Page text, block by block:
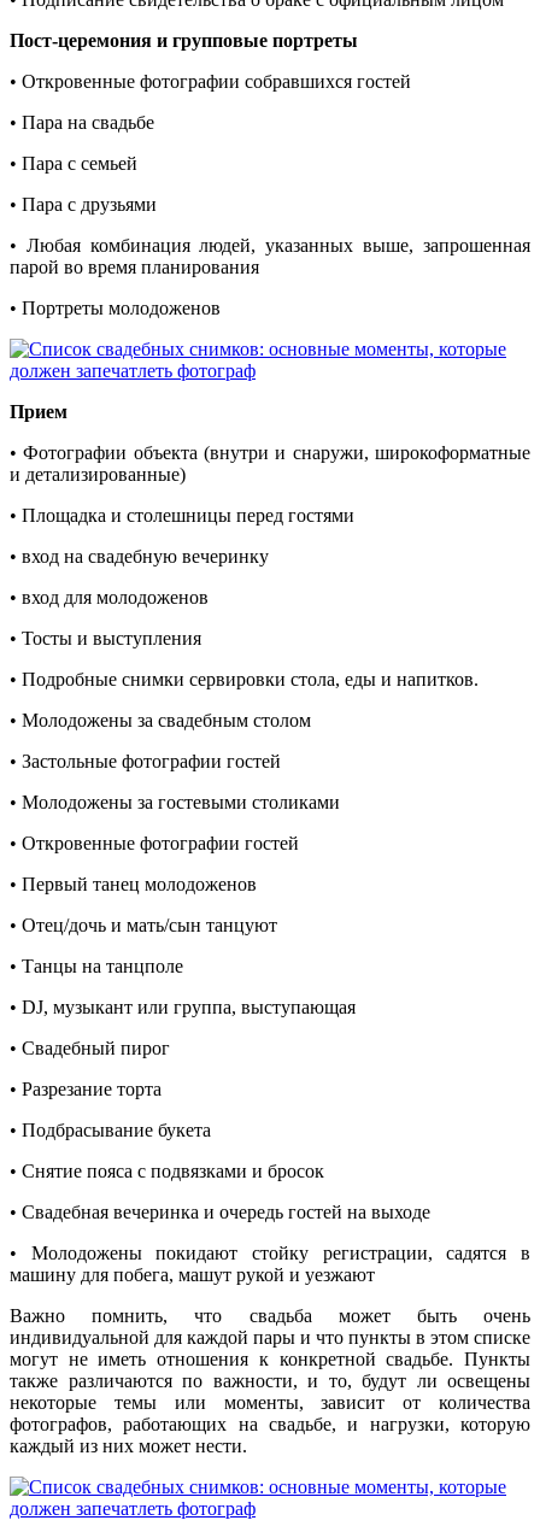
Пост-церемония и групповые портреты
• Откровенные фотографии собравшихся гостей
• Пара на свадьбе
• Пара с семьей
• Пара с друзьями
• Любая комбинация людей, указанных выше, запрошенная
парой во время планирования
• Портреты молодоженов
Прием
• Фотографии объекта (внутри и снаружи, широкоформатные
и детализированные)
• Площадка и столешницы перед гостями
• вход на свадебную вечеринку
• вход для молодоженов
• Тосты и выступления
• Подробные снимки сервировки стола, еды и напитков.
• Молодожены за свадебным столом
• Застольные фотографии гостей
• Молодожены за гостевыми столиками
• Откровенные фотографии гостей
• Первый танец молодоженов
• Отец/дочь и мать/сын танцуют
• Танцы на танцполе
• DJ, музыкант или группа, выступающая
• Свадебный пирог
• Разрезание торта
• Подбрасывание букета
• Снятие пояса с подвязками и бросок
• Свадебная вечеринка и очередь гостей на выходе
• Молодожены покидают стойку регистрации, садятся в
машину для побега, машут рукой и уезжают
Важно помнить, что свадьба может быть очень
индивидуальной для каждой пары и что пункты в этом списке
могут не иметь отношения к конкретной свадьбе. Пункты
также различаются по важности, и то, будут ли освещены
некоторые темы или моменты, зависит от количества
фотографов, работающих на свадьбе, и нагрузки, которую
каждый из них может нести.